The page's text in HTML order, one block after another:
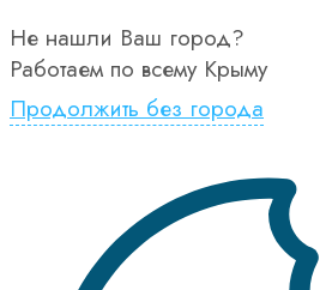
Не нашли Ваш город?
Работаем по всему Крыму
Продолжить без города